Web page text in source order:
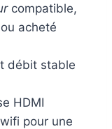
compatible,
acheté
débit stable
HDMI
pour une